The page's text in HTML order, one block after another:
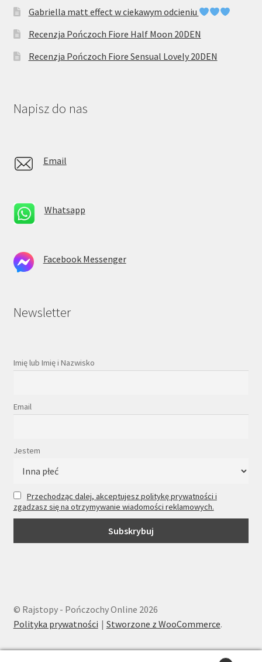
Gabriella matt effect w ciekawym odcieniu
Recenzja Pończoch Fiore Half Moon 20DEN
Recenzja Pończoch Fiore Sensual Lovely 20DEN
Napisz do nas
Email
Whatsapp
Facebook Messenger
Newsletter
Imię lub Imię i Nazwisko
Email
Jestem
Przechodząc dalej, akceptujesz politykę prywatności i
zgadzasz się na otrzymywanie wiadomości reklamowych.
© Rajstopy - Pończochy Online 2026
Polityka prywatności
Stworzone z WooCommerce.